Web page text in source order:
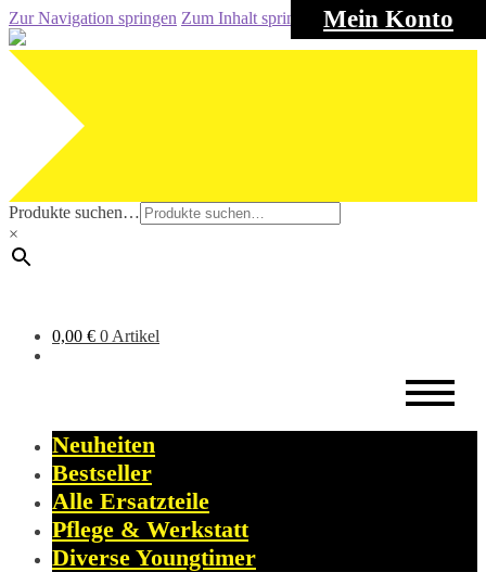
Mein Konto
Zur Navigation springen Zum Inhalt springen
Produkte suchen…
×
0,00 € 0 Artikel
Neuheiten
Bestseller
Alle Ersatzteile
Pflege & Werkstatt
Diverse Youngtimer